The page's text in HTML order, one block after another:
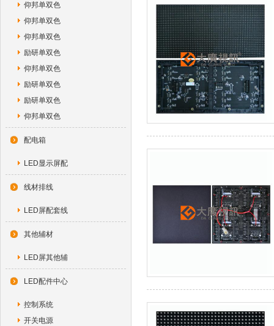
仰邦单双色
仰邦单双色
仰邦单双色
励研单双色
仰邦单双色
励研单双色
励研单双色
仰邦单双色
配电箱
LED显示屏配
线材排线
LED屏配套线
其他辅材
LED屏其他辅
LED配件中心
控制系统
开关电源